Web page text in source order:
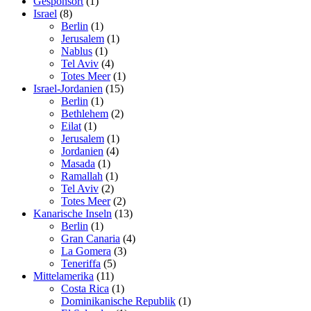
Israel (8)
Berlin (1)
Jerusalem (1)
Nablus (1)
Tel Aviv (4)
Totes Meer(1)
Israel-Jordanien (15)
Berlin (1)
Bethlehem (2)
Eilat (1)
Jerusalem (1)
Jordanien (4)
Masada (1)
Ramallah (1)
Tel Aviv (2)
Totes Meer(2)
Kanarische Inseln (13)
Berlin (1)
Gran Canaria (4)
La Gomera (3)
Teneriffa (5)
Mittelamerika (11)
Costa Rica (1)
Dominikanische Republik (1)